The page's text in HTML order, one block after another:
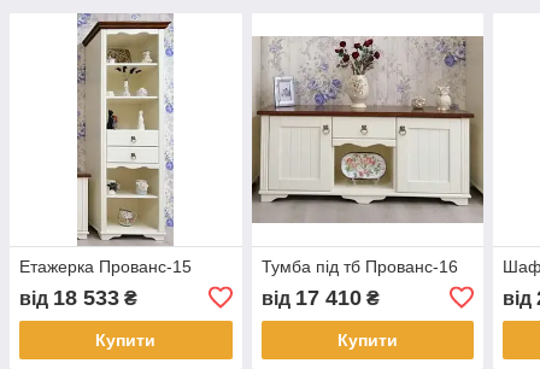
Етажерка Прованс-15
від 18 533 ₴
Купити
Тумба під тб Прованс-16
від 17 410₴
Купити
від